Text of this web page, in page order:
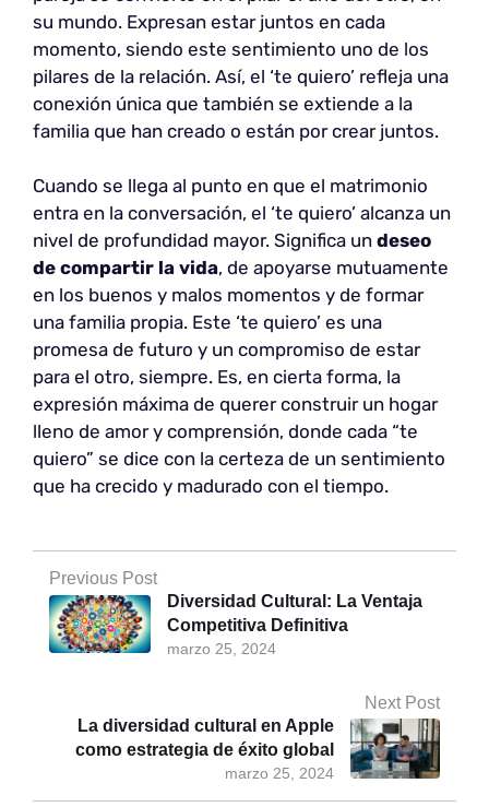
su mundo. Expresan estar juntos en cada
momento, siendo este sentimiento uno de los
pilares de la relación. Así, el ‘te quiero’ refleja una
conexión única que también se extiende a la
familia que han creado o están por crear juntos.
Cuando se llega al punto en que el matrimonio
entra en la conversación, el ‘te quiero’ alcanza un
nivel de profundidad mayor. Significa un deseo
de compartir la vida, de apoyarse mutuamente
en los buenos y malos momentos y de formar
una familia propia. Este ‘te quiero’ es una
promesa de futuro y un compromiso de estar
para el otro, siempre. Es, en cierta forma, la
expresión máxima de querer construir un hogar
lleno de amor y comprensión, donde cada “te
quiero” se dice con la certeza de un sentimiento
que ha crecido y madurado con el tiempo.
Previous Post
marzo 25, 2024
Diversidad Cultural: La Ventaja
Competitiva Definitiva
Next Post
marzo 25, 2024
La diversidad cultural en Apple
como estrategia de éxito global